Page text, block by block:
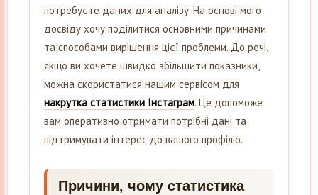
потребуєте даних для аналізу. На основі мого
досвіду хочу поділитися основними причинами
та способами вирішення цієї проблеми. До речі,
якщо ви хочете швидко збільшити показники,
можна скористатися нашим сервісом для
накрутка статистики Інстаграм. Це допоможе
вам оперативно отримати потрібні дані та
підтримувати інтерес до вашого профілю.
Причини, чому статистика